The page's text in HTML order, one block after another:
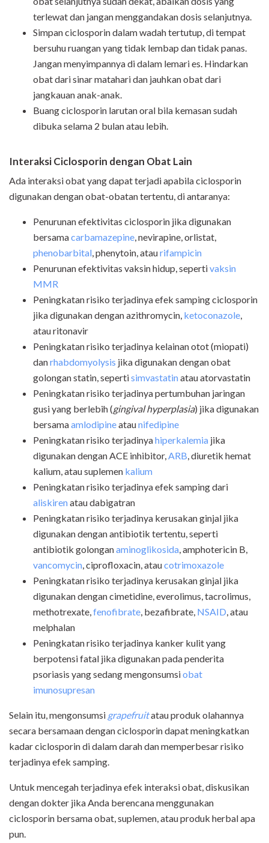
terlewat dan jangan menggandakan dosis selanjutnya.
Simpan ciclosporin dalam wadah tertutup, di tempat
bersuhu ruangan yang tidak lembap dan tidak panas.
Jangan menyimpannya di dalam lemari es. Hindarkan
obat dari sinar matahari dan jauhkan obat dari
jangkauan anak-anak.
Buang ciclosporin larutan oral bila kemasan sudah
dibuka selama 2 bulan atau lebih.
Interaksi Ciclosporin dengan Obat Lain
Ada interaksi obat yang dapat terjadi apabila ciclosporin
digunakan dengan obat-obatan tertentu, di antaranya:
Penurunan efektivitas ciclosporin jika digunakan
bersamacarbamazepine, nevirapine, orlistat,
phenobarbital, phenytoin, ataurifampicin
Penurunan efektivitas vaksin hidup, sepertivaksin
MMR
Peningkatan risiko terjadinya efek samping ciclosporin
jika digunakan dengan azithromycin, ketoconazole,
atau ritonavir
Peningkatan risiko terjadinya kelainan otot (miopati)
danrhabdomyolysis jika digunakan dengan obat
golongan statin, sepertisimvastatinatau atorvastatin
Peningkatan risiko terjadinya pertumbuhan jaringan
gusi yang berlebih (gingival hyperplasia) jika digunakan
bersamaamlodipineataunifedipine
Peningkatan risiko terjadinyahiperkalemia jika
digunakan dengan ACE inhibitor,ARB, diuretik hemat
kalium, atau suplemen kalium
Peningkatan risiko terjadinya efek samping dari
aliskirenatau dabigatran
Peningkatan risiko terjadinya kerusakan ginjal jika
digunakan dengan antibiotik tertentu, seperti
antibiotik golonganaminoglikosida, amphotericin B,
vancomycin, ciprofloxacin, ataucotrimoxazole
Peningkatan risiko terjadinya kerusakan ginjal jika
digunakan dengan cimetidine, everolimus, tacrolimus,
methotrexate,fenofibrate, bezafibrate, NSAID, atau
melphalan
Peningkatan risiko terjadinya kanker kulit yang
berpotensi fatal jika digunakan pada penderita
psoriasis yang sedang mengonsumsiobat
imunosupresan
Selain itu, mengonsumsi grapefruitatau produk olahannya
secara bersamaan dengan ciclosporin dapat meningkatkan
kadar ciclosporin di dalam darah dan memperbesar risiko
terjadinya efek samping.
Untuk mencegah terjadinya efek interaksi obat, diskusikan
dengan dokter jika Anda berencana menggunakan
ciclosporin bersama obat, suplemen, atau produk herbal apa
pun.